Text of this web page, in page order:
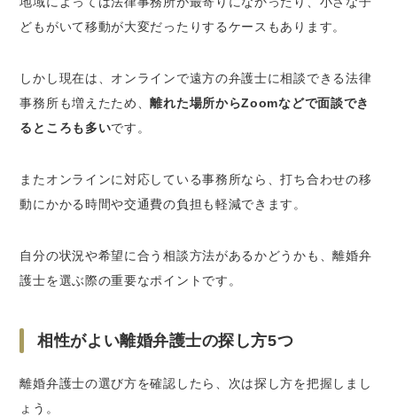
どもがいて移動が大変だったりするケースもあります。
しかし現在は、オンラインで遠方の弁護士に相談できる法律
事務所も増えたため、離れた場所からZoomなどで面談でき
るところも多いです。
またオンラインに対応している事務所なら、打ち合わせの移
動にかかる時間や交通費の負担も軽減できます。
自分の状況や希望に合う相談方法があるかどうかも、離婚弁
護士を選ぶ際の重要なポイントです。
相性がよい離婚弁護士の探し方5つ
離婚弁護士の選び方を確認したら、次は探し方を把握しまし
ょう。